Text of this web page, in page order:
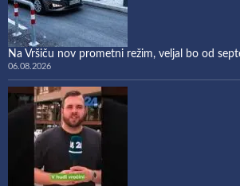
Na Vršiču nov prometni režim, veljal bo od
06.08.2026